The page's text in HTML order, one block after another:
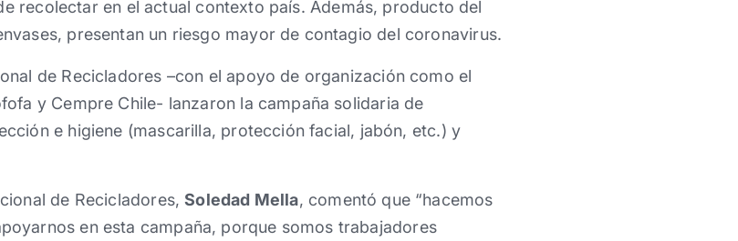
recolectar en el actual contexto país. Además, producto del
presentan un riesgo mayor de contagio del coronavirus.
de Recicladores –con el apoyo de organización como el
y Cempre Chile- lanzaron la campaña solidaria de
e higiene (mascarilla, protección facial, jabón, etc.) y
de Recicladores,Soledad Mella, comentó que “hacemos
en esta campaña, porque somos trabajadores